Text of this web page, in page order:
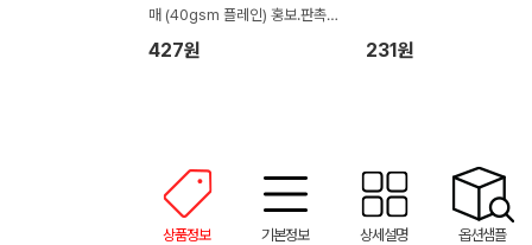
매 (40gsm 플레인) 홍보.판촉
용 물티슈
427원 231원
상품정보 기본정보 상세설명 옵션샘플